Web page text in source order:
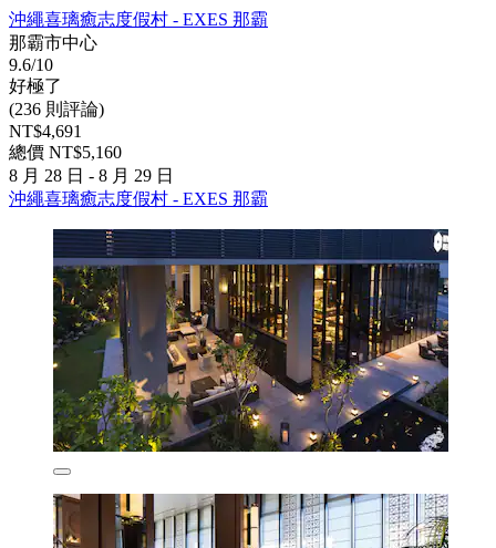
沖繩喜璃癒志度假村 - EXES 那霸
那霸市中心
9.6/10
好極了
(236 則評論)
NT$4,691
總價 NT$5,160
8 月 28 日 - 8 月 29 日
沖繩喜璃癒志度假村 - EXES 那霸